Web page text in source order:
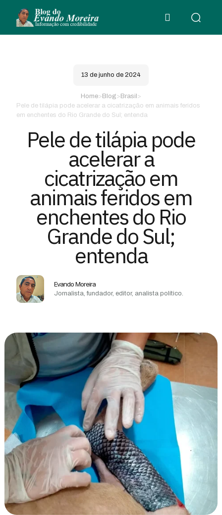
13 de junho de 2024
Home> Blog> Brasil >
Pele de tilápia pode acelerar a cicatrização em animais feridos
em enchentes do Rio Grande do Sul; entenda
Pele de tilápia pode
acelerar a
cicatrização em
animais feridos em
enchentes do Rio
Grande do Sul;
entenda
Evando Moreira
Jornalista, fundador, editor, analista político.